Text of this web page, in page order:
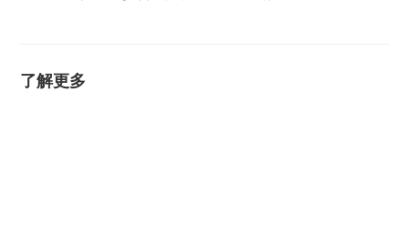
了解更多